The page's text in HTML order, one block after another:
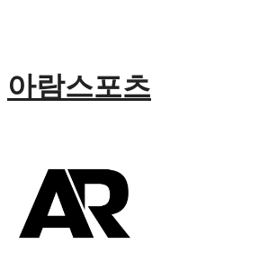
아람스포츠